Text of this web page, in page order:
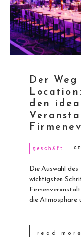
Der
den
geschäft
Die Auswahl
wichtigsten
die Atmosphäre
read more